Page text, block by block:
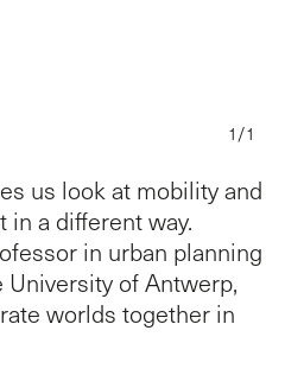
1 /1
us look at mobility and
in a different way.
in urban planning
of Antwerp,
worlds together in